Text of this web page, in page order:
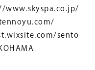
www.skyspa.co.jp/
sento